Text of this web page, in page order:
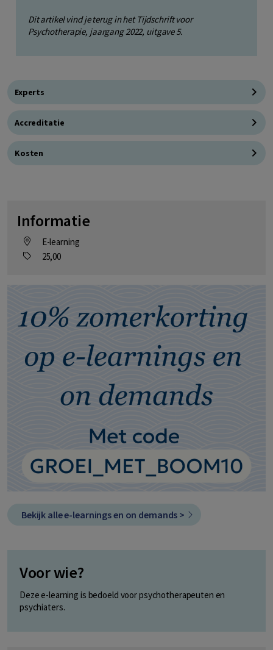
Dit artikel vind je terug in het Tijdschrift voor
Psychotherapie, jaargang 2022, uitgave 5.
Experts
Accreditatie
Kosten
Informatie
E-learning
25,00
Bekijk alle e-learnings en on demands >
Voor wie?
Deze e-learning is bedoeld voor psychotherapeuten en
psychiaters.